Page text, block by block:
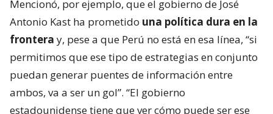
Mencionó, por ejemplo, que el gobierno de José
Antonio Kast ha prometido una política dura en la
frontera y, pese a que Perú no está en esa línea, “si
permitimos que ese tipo de estrategias en conjunto
puedan generar puentes de información entre
ambos, va a ser un gol”. “El gobierno
estadounidense tiene que ver cómo puede ser ese